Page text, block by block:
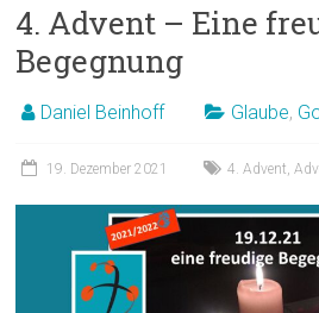
4. Advent – Eine
Begegnung
Daniel Beinhoff Glaube,
19. Dezember 2021 4. Advent,